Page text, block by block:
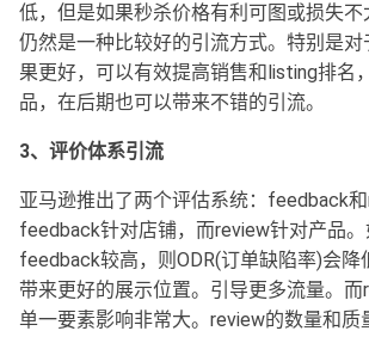
低，但是如果秒杀价格有利可图或损失
仍然是一种比较好的引流方式。特别是
果更好，可以有效提高销售和listing排名
品，在后期也可以带来不错的引流。
3、评价体系引流
亚马逊推出了两个评估系统：feedback和
feedback针对店铺，而review针对产品
feedback较高，则ODR(订单缺陷率)会降
带来更好的展示位置。引导更多流量。
单一要素影响非常大。review的数量和质